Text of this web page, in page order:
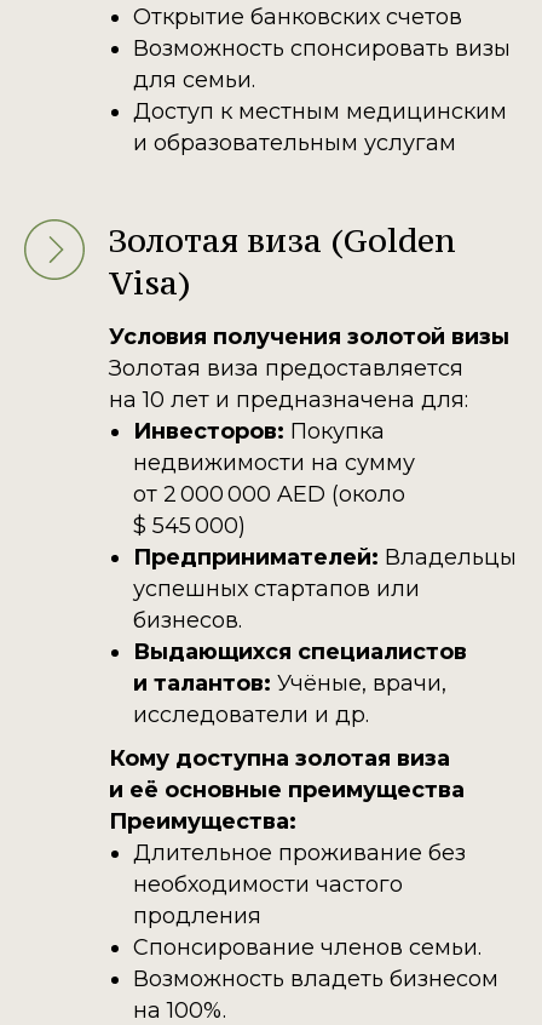
Открытие банковских счетов
Возможность спонсировать визы
для семьи.
Доступ к местным медицинским
и образовательным услугам
Золотая виза (Golden
Visa)
Условия получения золотой визы
Золотая виза предоставляется
на 10 лет и предназначена для:
Инвесторов: Покупка
недвижимости на сумму
от 2 000 000 AED (около
$ 545 000)
Предпринимателей: Владельцы
успешных стартапов или
бизнесов.​
Выдающихся специалистов
и талантов: Учёные, врачи,
исследователи и др.​
Кому доступна золотая виза
и её основные преимущества
Преимущества:
Длительное проживание без
необходимости частого
продления
Спонсирование членов семьи.
Возможность владеть бизнесом
на 100%.​